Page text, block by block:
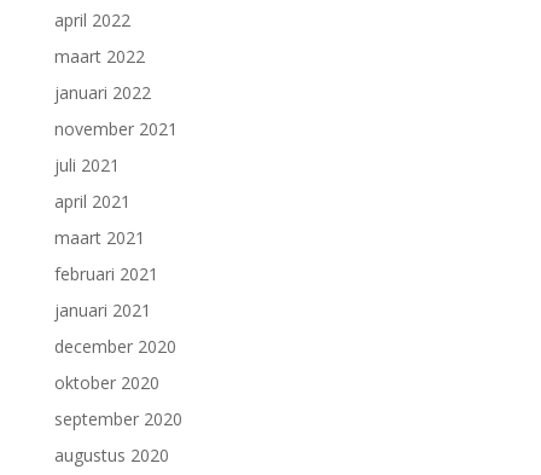
april 2022
maart 2022
januari 2022
november 2021
juli 2021
april 2021
maart 2021
februari 2021
januari 2021
december 2020
oktober 2020
september 2020
augustus 2020